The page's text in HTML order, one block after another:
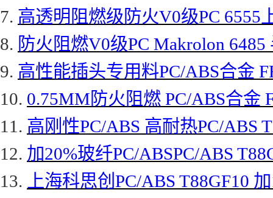
7. 高透明阻燃级防火V0级PC 6555
8. 防火阻燃V0级PC Makrolon
9. 高性能插头专用料PC/ABS合金
10. 0.75MM防火阻燃 PC/ABS合金
11. 高刚性PC/ABS 高耐热PC/ABS
12. 加20%玻纤PC/ABSPC/ABS
13.
上海科思创 PC/ABS T88GF10